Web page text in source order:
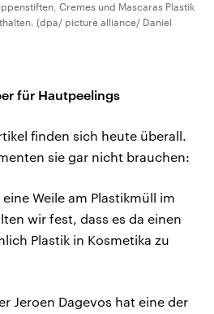
Cremes und Mascaras Plastik
(dpa/ picture alliance/ Daniel
für Hautpeelings
finden sich heute überall.
sie gar nicht brauchen:
Weile am Plastikmüll im
wir fest, dass es da einen
Plastik in Kosmetika zu
Jeroen Dagevos hat eine der